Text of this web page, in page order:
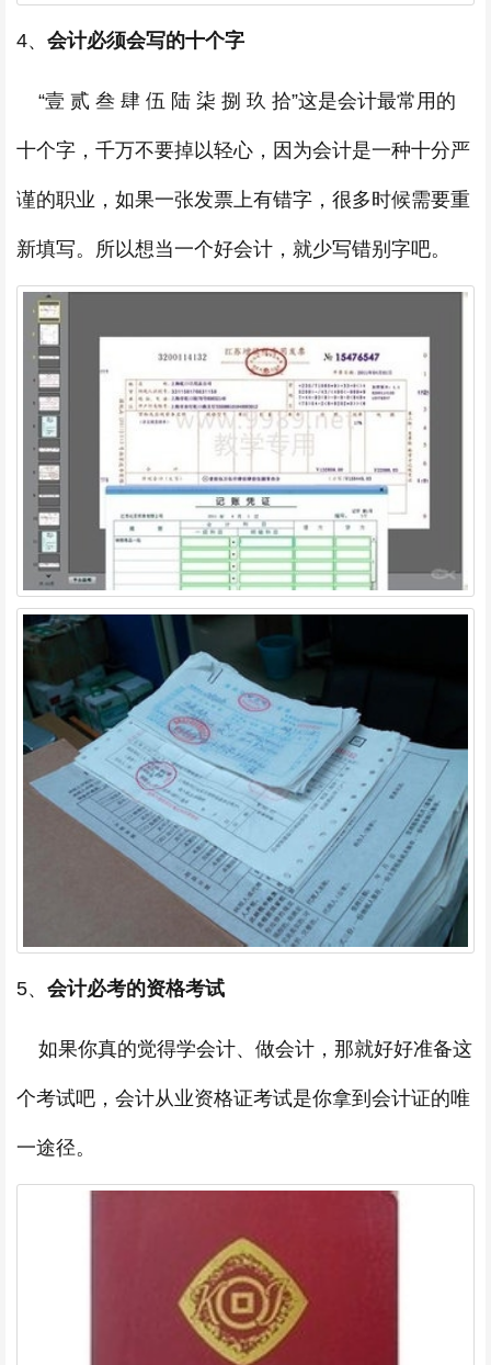
4、 会计必须会写的十个字
“壹 贰 叁 肆 伍 陆 柒 捌 玖 拾”这是会计最常用的
十个字，千万不要掉以轻心，因为会计是一种十分严
谨的职业，如果一张发票上有错字，很多时候需要重
新填写。所以想当一个好会计，就少写错别字吧。
5、 会计必考的资格考试
如果你真的觉得学会计、做会计，那就好好准备这
个考试吧，会计从业资格证考试是你拿到会计证的唯
一途径。